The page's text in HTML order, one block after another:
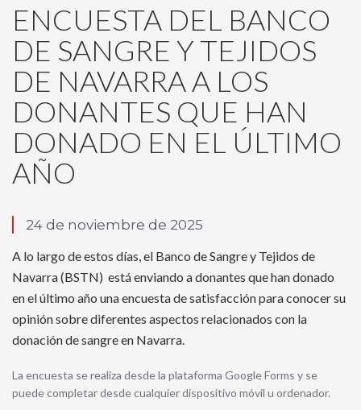
ENCUESTA DEL BANCO
DE SANGRE Y TEJIDOS
DE NAVARRA A LOS
DONANTES QUE HAN
DONADO EN EL ÚLTIMO
AÑO
24 de noviembre de 2025
A lo largo de estos días, el Banco de Sangre y Tejidos de
Navarra (BSTN) está enviando a donantes que han donado
en el último año una encuesta de satisfacción para conocer su
opinión sobre diferentes aspectos relacionados con la
donación de sangre en Navarra.
La encuesta se realiza desde la plataforma Google Forms y se
puede completar desde cualquier dispositivo móvil u ordenador.